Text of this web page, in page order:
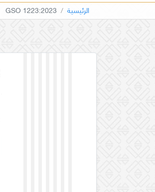
الرئيسية GSO 1223:2023